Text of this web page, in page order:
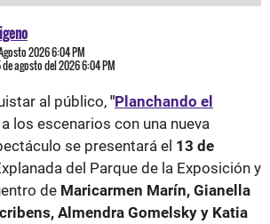
2026 6:04 PM
agosto del 2026 6:04 PM
al público, "Planchando el
a los escenarios con una nueva
se presentará el 13 de
del Parque de la Exposición y
de Maricarmen Marín, Gianella
Almendra Gomelsky y Katia